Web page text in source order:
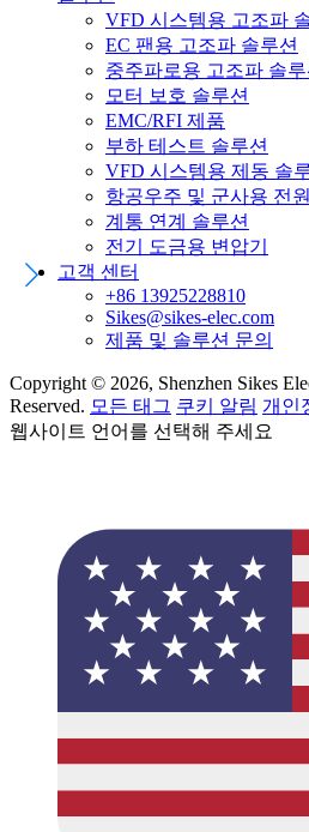
VFD 시스템용 고조파
EC 팬용 고조파 솔루션
중주파로용 고조파 솔루
모터 보호 솔루션
EMC/RFI 제품
부하 테스트 솔루션
VFD 시스템용 제동 솔
항공우주 및 군사용 전
계통 연계 솔루션
전기 도금용 변압기
고객 센터
+86 13925228810
Sikes@sikes-elec.com
제품 및 솔루션 문의
Copyright © 2026, Shenzhen Sikes
Reserved. 모든 태그 쿠키 알림 개인
웹사이트 언어를 선택해 주세요